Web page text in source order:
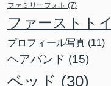
ファミリーフォト (7)
ファーストトイ
プロフィール写真 (11)
ヘアバンド (15)
ベッド (30)